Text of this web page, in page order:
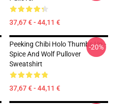
37,67 € - 44,11 €
Peeking Chibi Holo Thumbs Up -
Spice And Wolf Pullover
Sweatshirt
37,67 € - 44,11 €
-20%